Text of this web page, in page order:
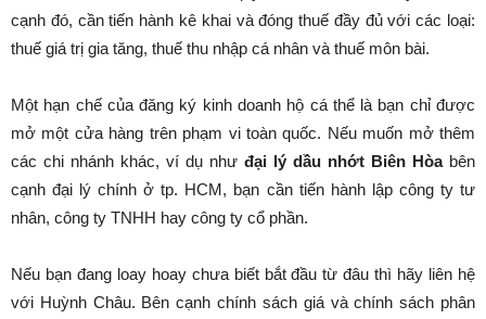
cạnh đó, cần tiến hành kê khai và đóng thuế đầy đủ với các loại:
thuế giá trị gia tăng, thuế thu nhập cá nhân và thuế môn bài.
Một hạn chế của đăng ký kinh doanh hộ cá thể là bạn chỉ được
mở một cửa hàng trên phạm vi toàn quốc. Nếu muốn mở thêm
các chi nhánh khác, ví dụ như đại lý dầu nhớt Biên Hòabên
cạnh đại lý chính ở tp. HCM, bạn cần tiến hành lập công ty tư
nhân, công ty TNHH hay công ty cổ phần.
Nếu bạn đang loay hoay chưa biết bắt đầu từ đâu thì hãy liên hệ
với Huỳnh Châu. Bên cạnh chính sách giá và chính sách phân